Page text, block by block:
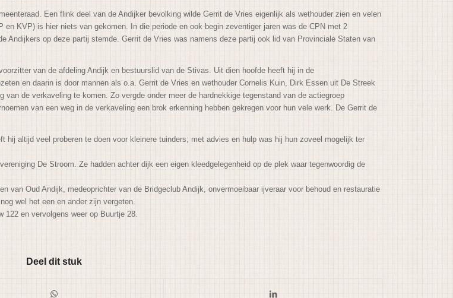
Een flink deel van de Andijker bevolking wilde Gerrit de Vries eigenlijk als wethouder zien en velen
KVP) is hier niets van gekomen. In die periode en ook begin zeventiger jaren was de CPN met 2
Andijkers op deze partij stemde. Gerrit de Vries was namens deze partij ook lid van Provinciale Staten van
van de afdeling Andijk en bestuurslid van de Stivas. Uit dien hoofde heeft hij in de
en daarin is door mannen als o.a. Gerrit de Vries en wethouder Cornelis Kuin, Dirk Essen uit De Streek
de verkaveling te komen. Zo vergde onder meer de hardnekkige tegenstand van de actiegroep
van een weg in de verkaveling een brok erkenning hebben gekregen voor hun vele werk. De Gerrit de
hij altijd veel proberen te doen voor kleinere tuinders; met advies en hulp was hij hun zoveel mogelijk ter
De Stroom. Ze hadden achter dijk een eigen kleedgelegenheid op de plek waar tegenwoordig de
van Oud Andijk, medeoprichter van de Bridgeclub Andijk, onvermoeibaar ijveraar voor behoud en restauratie
wel het een en ander zijn vergeten.
en vervolgens weer op Buurtje 28.
Deel dit stuk